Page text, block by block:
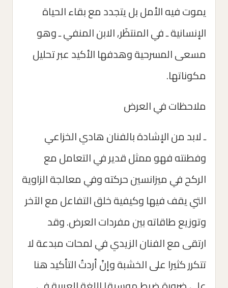
يموت فيه الأمل بل يتجدد مع بقاء الحياة
الإنسانية ـ في المنتظَر, الابن المنفي ـ وهو
مسعى المسرحية وهدفها الأكيد عبر تحليل
مكوناتها.
ملاحظات في العرض
ـ لابد من الإشادة بالفنان هادي الخزاعي
وفطنته فهو ممثل قدير في التعامل مع
الركح في ميزانسين حركته وفي معالجة الزاوية
التي يقف فيها وكيفية خلق التفاعل مع الآخر
وتوزيع طاقاته بين مفردات العرض. وقد
ارتقى مع الفنان الزيدي في لمحات مبدعة لا
تتكرر كثيرا على الخشبة وإنْ أردتُ التأكيد هنا